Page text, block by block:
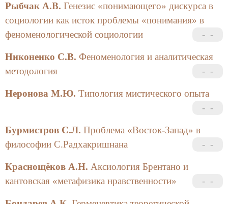
Рыбчак А.В. Генезис «понимающего» дискурса в
социологии как исток проблемы «понимания» в
феноменологической социологии
Никоненко С.В. Феноменология и аналитическая
методология
Неронова М.Ю. Типология мистического опыта
Бурмистров С.Л. Проблема «Восток-Запад» в
философии С.Радхакришнана
Краснощёков А.Н. Аксиология Брентано и
кантовская «метафизика нравственности»